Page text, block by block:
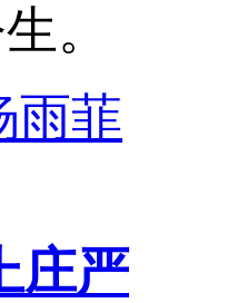
。
雨菲
庄严